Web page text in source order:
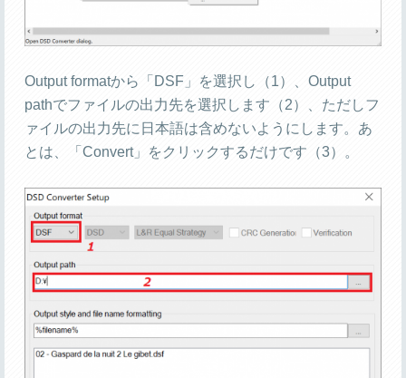
Output formatから「DSF」を選択し（1）、Output
pathでファイルの出力先を選択します（2）、ただしフ
ァイルの出力先に日本語は含めないようにします。あ
とは、「Convert」をクリックするだけです（3）。